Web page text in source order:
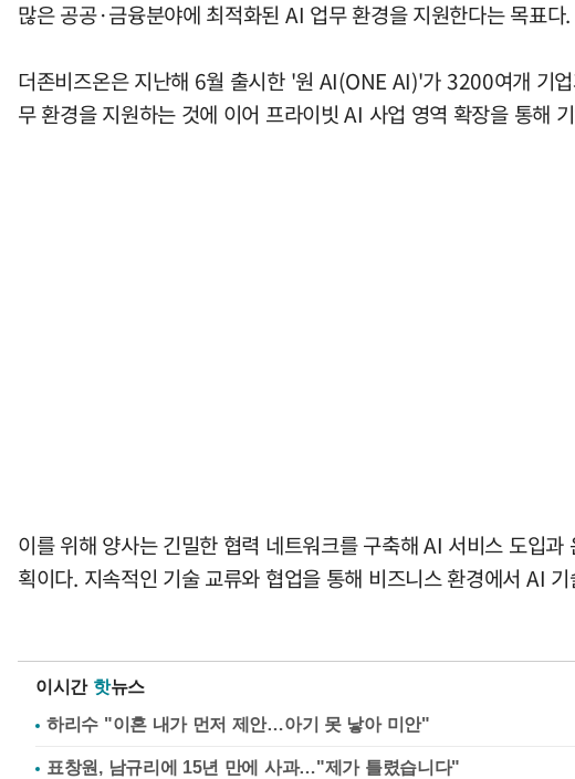
많은 공공·금융분야에 최적화된 AI 업무 환경을 지원한다는 목표다.
더존비즈온은 지난해 6월 출시한 '원 AI(ONE AI)'가 3200여개 기
무 환경을 지원하는 것에 이어 프라이빗 AI 사업 영역 확장을 통해
이를 위해 양사는 긴밀한 협력 네트워크를 구축해 AI 서비스 도입
획이다. 지속적인 기술 교류와 협업을 통해 비즈니스 환경에서 AI
이시간 핫뉴스
하리수 "이혼 내가 먼저 제안…아기 못 낳아 미안"
표창원, 남규리에 15년 만에 사과…"제가 틀렸습니다"